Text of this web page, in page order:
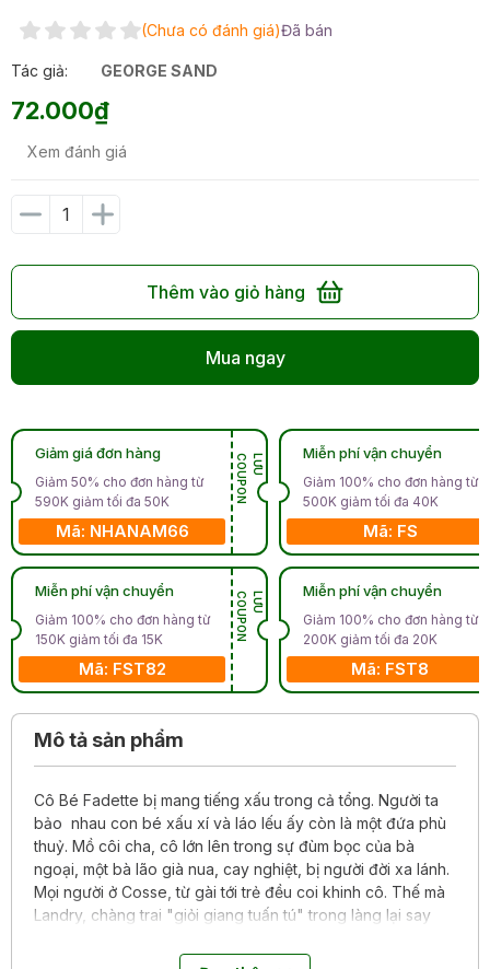
(Chưa có đánh giá)Đã bán
Tác giả: GEORGE SAND
72.000₫
Xem đánh giá
Thêm vào giỏ hàng
Mua ngay
Giảm giá đơn hàng
Giảm 50% cho đơn hàng từ
590K giảm tối đa 50K
Mã: NHANAM66
L
Ư
U
C
O
U
P
O
N
Miễn phí vận chuyển
Giảm 100% cho đơn hàng từ
150K giảm tối đa 15K
Mã: FST82
L
Ư
U
C
O
U
P
O
N
Miễn phí vận chuyển
Giảm 100% cho đơn hàng từ
500K giảm tối đa 40K
Mã: FS
Miễn phí vận chuyển
Giảm 100% cho đơn hàng từ
200K giảm tối đa 20K
Mã: FST8
Mô tả sản phẩm
Cô Bé Fadette bị mang tiếng xấu trong cả tổng. Người ta
bảo nhau con bé xấu xí và láo lếu ấy còn là một đứa phù
thuỷ. Mồ côi cha, cô lớn lên trong sự đùm bọc của bà
ngoại, một bà lão già nua, cay nghiệt, bị người đời xa lánh.
Mọi người ở Cosse, từ gài tới trẻ đều coi khinh cô. Thế mà
Landry, chàng trai "giỏi giang tuấn tú" trong làng lại say
cũng bùng lên trong lòng Sylvinet, người anh sinh đôi của